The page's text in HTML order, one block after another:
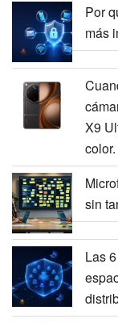
Por
más
X9
color.
sin
Las